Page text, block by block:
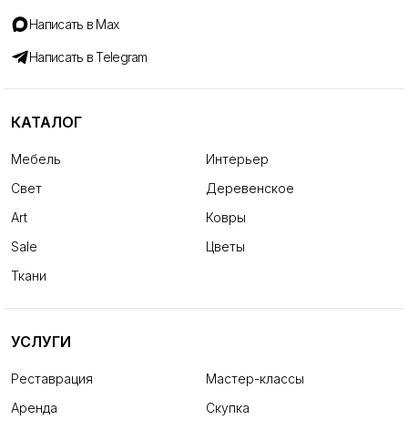
Написать в Max
Написать в Telegram
КАТАЛОГ
Мебель
Интерьер
Свет
Деревенское
Art
Ковры
Sale
Цветы
Ткани
УСЛУГИ
Реставрация
Мастер-классы
Аренда
Скупка